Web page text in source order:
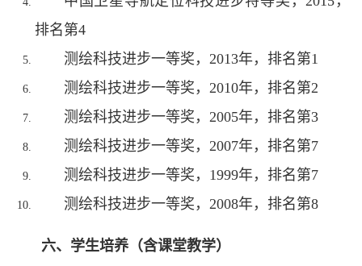
排名第4
测绘科技进步一等奖，2013年，排名第1
测绘科技进步一等奖，2010年，排名第2
测绘科技进步一等奖，2005年，排名第3
测绘科技进步一等奖，2007年，排名第7
测绘科技进步一等奖，1999年，排名第7
测绘科技进步一等奖，2008年，排名第8
六、学生培养（含课堂教学）